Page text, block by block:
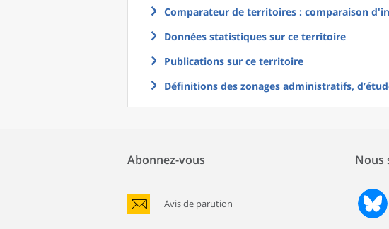
Comparateur de territoires : comparaison
Données statistiques sur ce territoire
Publications sur ce territoire
Définitions des zonages administratifs,
Abonnez-vous
Avis de parution
Nous